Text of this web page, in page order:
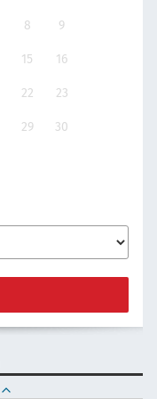
8 9
15 16
22 23
29 30